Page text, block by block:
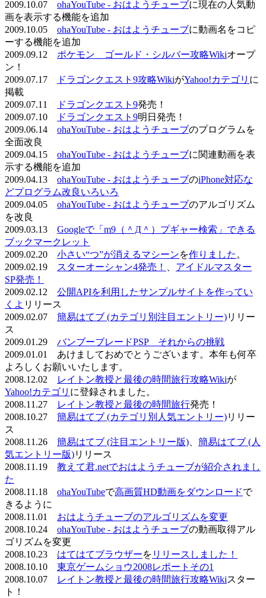
2009.10.07 ohaYouTube - おはようチューブに現在の人気動
画を表示する機能を追加
2009.10.05 ohaYouTube - おはようチューブに動画名をコピ
ーする機能を追加
2009.09.12 ポケモン ゴールド・シルバー攻略Wikiオープ
ン！
2009.07.17
ドラゴンクエスト9攻略WikiがYahoo!カテゴリ に
掲載
2009.07.11
ドラゴンクエスト9発売！
2009.07.10
ドラゴンクエスト9明日発売！
2009.06.14 ohaYouTube - おはようチューブのプログラムを
全面改良
2009.04.15 ohaYouTube - おはようチューブに関連動画を表
示する機能を追加
2009.04.13 ohaYouTube - おはようチューブのiPhone対応な
どプログラム改良いろいろ
2009.04.05 ohaYouTube - おはようチューブのアルゴリズム
を改良
2009.03.13 Googleで「m9（＾Д＾）プギャー検索」できる
ブックマークレット
2009.02.20 小さい“つ”が消えるマシーンを作りました 。
2009.02.19
スターオーシャン4発売！
アイドルマスター
SP発売！
2009.02.12 公開APIを利用したサンプルサイトを作ってい
くよ リリース
2009.02.07 簡易はてブ (カテゴリ別注目エントリー)リリー
ス
2009.01.29 バンブーブレードPSP それからの挑戦
2009.01.01 あけましておめでとうございます。本年も何卒
よろしくお願いいたします。
2008.12.02
レイトン教授と最後の時間旅行攻略Wikiが
Yahoo!カテゴリ に登録されました。
2008.11.27
レイトン教授と最後の時間旅行発売！
2008.10.27 簡易はてブ (カテゴリ別人気エントリー)リリー
ス
2008.11.26 簡易はてブ (注目エントリー版)
簡易はてブ (人
気エントリー版)リリース
2008.11.19 教えて君.netでおはようチューブが紹介されまし
た
2008.11.18 ohaYouTubeで高画質HD動画をダウンロードで
きるように
2008.11.01 おはようチューブのアルゴリズムを変更
2008.10.24 ohaYouTube - おはようチューブの動画取得アル
ゴリズムを変更
2008.10.23 はてはてブラウザーを リリースしました！
2008.10.10 東京ゲームショウ2008レポートその1
2008.10.07
レイトン教授と最後の時間旅行攻略Wikiスター
ト！